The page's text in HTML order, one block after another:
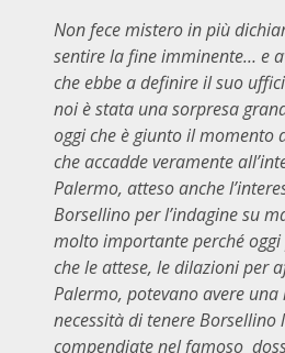
Non fece mistero in più
sentire la fine imminente… e
che ebbe a definire il suo
noi è stata una sorpresa
oggi che è giunto il momento
che accadde veramente
Palermo, atteso anche
Borsellino per l’indagine su
molto importante perché
che le attese, le dilazioni per
Palermo, potevano avere
necessità di tenere
compendiate nel famoso